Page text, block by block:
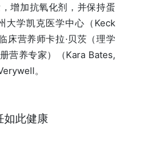
增加抗氧化剂，并保持蛋
大学凯克医学中心（Keck
床营养师卡拉·贝茨（理学
营养专家）（Kara Bates,
。
如此健康